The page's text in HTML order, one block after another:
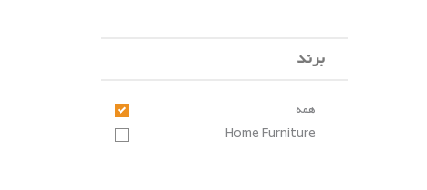
برند
همه
Home Furniture